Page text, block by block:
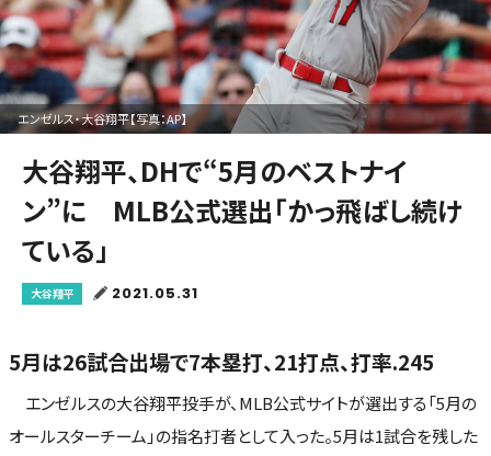
エンゼルス・大谷翔平【写真：AP】
大谷翔平、DHで“5月のベストナイ
ン”に MLB公式選出「かっ飛ばし続け
ている」
大谷翔平 2021.05.31
5月は26試合出場で7本塁打、21打点、打率.245
エンゼルスの大谷翔平投手が、MLB公式サイトが選出する「5月の
オールスターチーム」の指名打者として入った。5月は1試合を残した